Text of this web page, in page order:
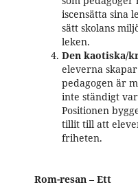
iscensätta sina
sätt skolans
leken.
Den kaotiska/
eleverna
pedagogen är
inte ständigt
Positionen
tillit till att
friheten.
Rom-resan – Ett